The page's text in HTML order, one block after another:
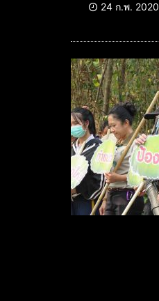
24 ก.พ. 2020